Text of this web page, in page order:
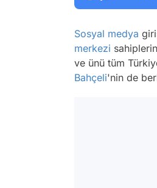
Sosyal medya
merkezi
ve ünü tüm
Bahçeli'nin de